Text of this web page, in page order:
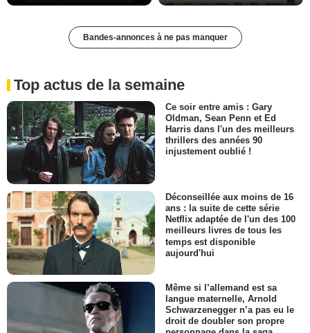
Bandes-annonces à ne pas manquer
Top actus de la semaine
Ce soir entre amis : Gary
Oldman, Sean Penn et Ed
Harris dans l'un des meilleurs
thrillers des années 90
injustement oublié !
Déconseillée aux moins de 16
ans : la suite de cette série
Netflix adaptée de l'un des 100
meilleurs livres de tous les
temps est disponible
aujourd'hui
Même si l’allemand est sa
langue maternelle, Arnold
Schwarzenegger n’a pas eu le
droit de doubler son propre